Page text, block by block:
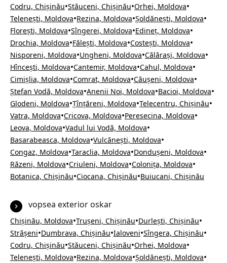
Codru, Chișinău•Stăuceni, Chișinău•Orhei, Moldova•
Telenești, Moldova•Rezina, Moldova•Șoldănești, Moldova•
Florești, Moldova•Sîngerei, Moldova•Edineț, Moldova•
Drochia, Moldova•Fălești, Moldova•Costești, Moldova•
Nisporeni, Moldova•Ungheni, Moldova•Călărași, Moldova•
Hîncești, Moldova•Cantemir, Moldova•Cahul, Moldova•
Cimișlia, Moldova•Comrat, Moldova•Căușeni, Moldova•
Ștefan Vodă, Moldova•Anenii Noi, Moldova•Bacioi, Moldova•
Glodeni, Moldova•Țînțăreni, Moldova•Telecentru, Chișinău•
Vatra, Moldova•Cricova, Moldova•Peresecina, Moldova•
Leova, Moldova•Vadul lui Vodă, Moldova•
Basarabeasca, Moldova•Vulcănești, Moldova•
Congaz, Moldova•Taraclia, Moldova•Dondușeni, Moldova•
Răzeni, Moldova•Criuleni, Moldova•Colonița, Moldova•
Botanica, Chișinău•Ciocana, Chișinău•Buiucani, Chișinău
vopsea exterior oskar
Chișinău, Moldova•Trușeni, Chișinău•Durlești, Chișinău•
Strășeni•Dumbrava, Chișinău•Ialoveni•Sîngera, Chișinău•
Codru, Chișinău•Stăuceni, Chișinău•Orhei, Moldova•
Telenești, Moldova•Rezina, Moldova•Șoldănești, Moldova•